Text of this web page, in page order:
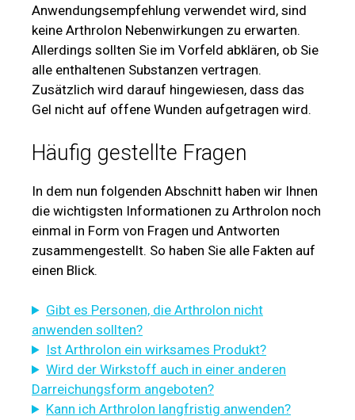
Anwendungsempfehlung verwendet wird, sind
keine Arthrolon Nebenwirkungen zu erwarten.
Allerdings sollten Sie im Vorfeld abklären, ob Sie
alle enthaltenen Substanzen vertragen.
Zusätzlich wird darauf hingewiesen, dass das
Gel nicht auf offene Wunden aufgetragen wird.
Häufig gestellte Fragen
In dem nun folgenden Abschnitt haben wir Ihnen
die wichtigsten Informationen zu Arthrolon noch
einmal in Form von Fragen und Antworten
zusammengestellt. So haben Sie alle Fakten auf
einen Blick.
Gibt es Personen, die Arthrolon nicht
anwenden sollten?
Ist Arthrolon ein wirksames Produkt?
Wird der Wirkstoff auch in einer anderen
Darreichungsform angeboten?
Kann ich Arthrolon langfristig anwenden?